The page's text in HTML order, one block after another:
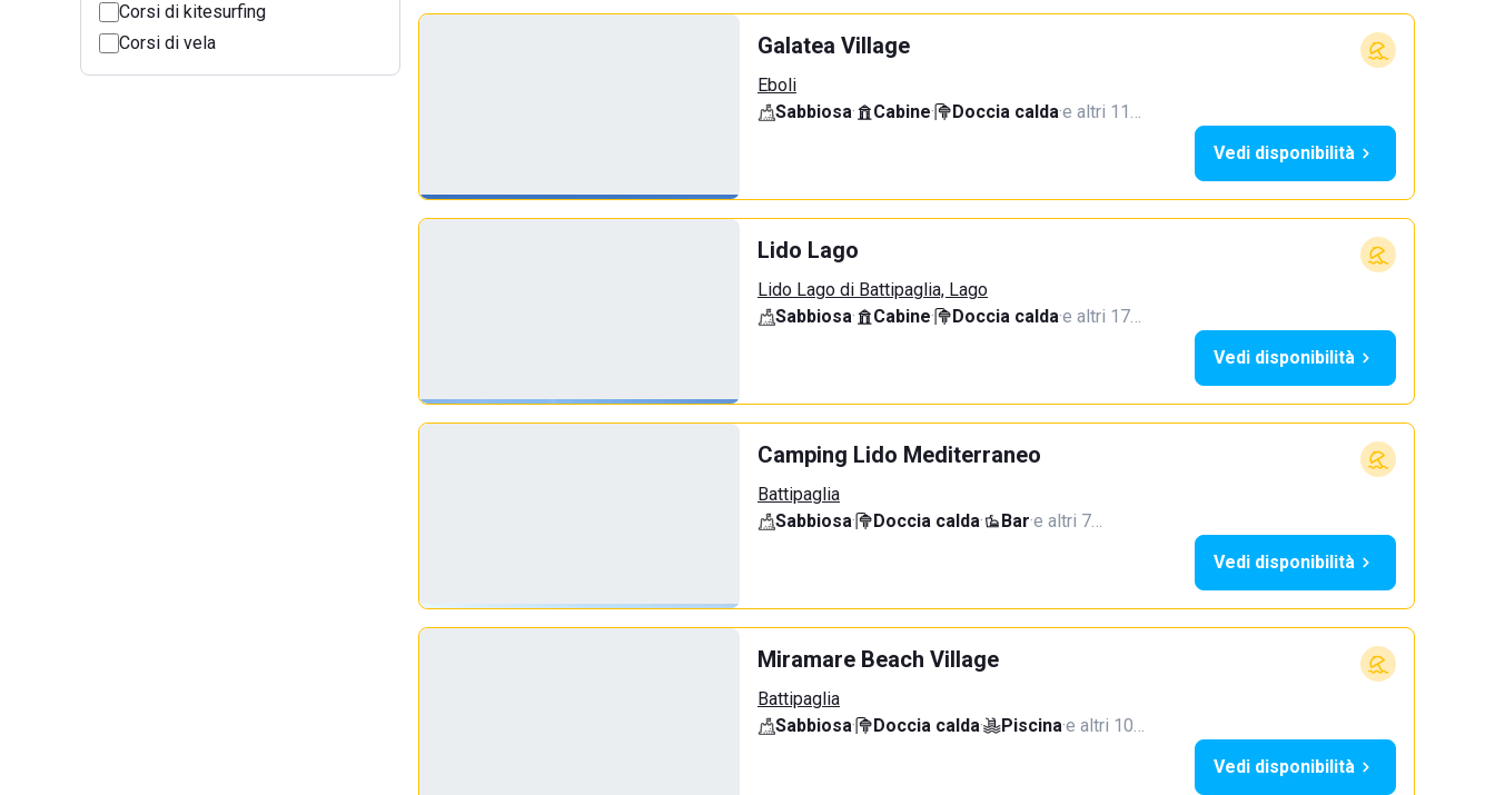
Corsi di kitesurfing
Corsi di vela
Galatea Village
Eboli
Sabbiosa· Cabine· Doccia calda·e altri 11…
Vedi disponibilità
Lido Lago
Lido Lago di Battipaglia, Lago
Sabbiosa· Cabine· Doccia calda·e altri 17…
Vedi disponibilità
Camping Lido Mediterraneo
Battipaglia
Sabbiosa· Doccia calda· Bar·e altri 7…
Vedi disponibilità
Miramare Beach Village
Battipaglia
Sabbiosa· Doccia calda· Piscina·e altri 10…
Vedi disponibilità